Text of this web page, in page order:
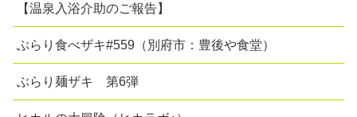
【温泉入浴介助のご報告】
ぶらり食べザキ#559（別府市：豊後や食堂）
ぶらり麺ザキ 第6弾